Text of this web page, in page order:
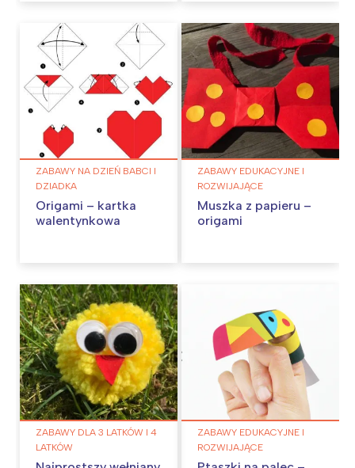
ZABAWY NA DZIEŃ BABCI I
DZIADKA
Origami – kartka
walentynkowa
ZABAWY EDUKACYJNE I
ROZWIJAJĄCE
Muszka z papieru –
origami
ZABAWY DLA 3 LATKÓW I 4
LATKÓW
ZABAWY EDUKACYJNE I
ROZWIJAJĄCE